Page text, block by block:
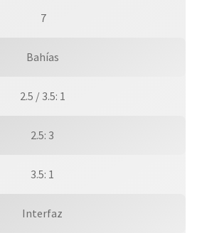
 7
Bahías
2.5 / 3.5: 1
2.5: 3
3.5: 1
Interfaz